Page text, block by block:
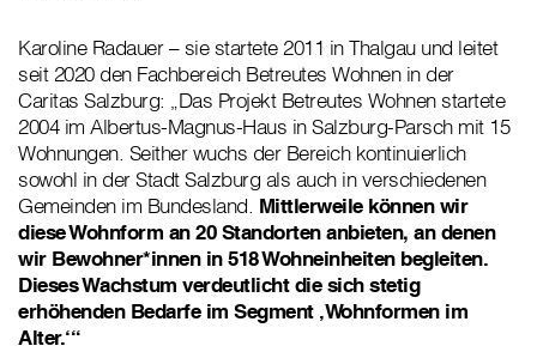
Karoline Radauer – sie startete 2011 in Thalgau und leitet
seit 2020 den Fachbereich Betreutes Wohnen in der
Caritas Salzburg: „Das Projekt Betreutes Wohnen startete
2004 im Albertus-Magnus-Haus in Salzburg-Parsch mit 15
Wohnungen. Seither wuchs der Bereich kontinuierlich
sowohl in der Stadt Salzburg als auch in verschiedenen
Gemeinden im Bundesland. Mittlerweile können wir
diese Wohnform an 20 Standorten anbieten, an denen
wir Bewohner*innen in 518 Wohneinheiten begleiten.
Dieses Wachstum verdeutlicht die sich stetig
erhöhenden Bedarfe im Segment ‚Wohnformen im
Alter.‘“